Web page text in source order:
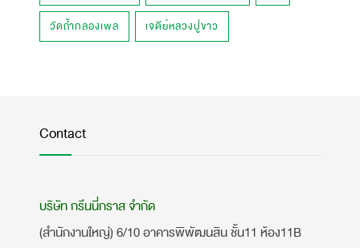
วัดถ้ำกลองเพล เจดีย์หลวงปู่ขาว
Contact
บริษัท กรีนนี่กราส จำกัด
(สำนักงานใหญ่) 6/10 อาคารพิพัฒนสิน ชั้น11 ห้อง11B